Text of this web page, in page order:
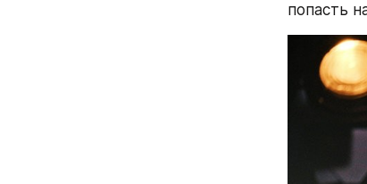
попасть